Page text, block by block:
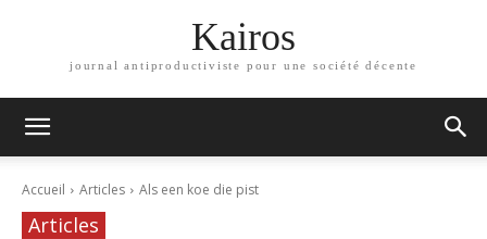
Kairos
journal antiproductiviste pour une société décente
Accueil Articles Als een koe die pist
Articles